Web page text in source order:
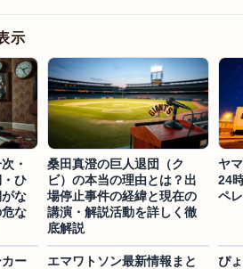
示
・
ひ
な
な
桑田真澄の巨人退団（ク
ビ）の本当の理由とは？出
場停止事件の経緯と現在の
講演・解説活動を詳しく徹
底解説
ヤ
24
ペ
ー
エマワトソン最新情報まと
ぴ